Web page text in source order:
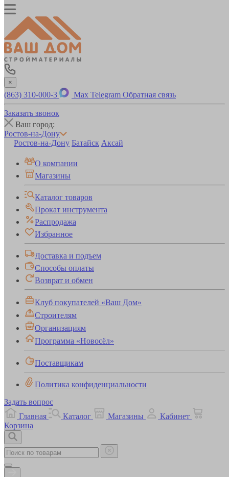
×
(863) 310-000-3 Max Telegram Обратная связь
Заказать звонок
Ваш город:
Ростов-на-Дону
Ростов-на-Дону Батайск Аксай
О компании
Магазины
Каталог товаров
Прокат инструмента
Распродажа
Избранное
Доставка и подъем
Способы оплаты
Возврат и обмен
Клуб покупателей «Ваш Дом»
Строителям
Организациям
Программа «Новосёл»
Поставщикам
Политика конфиденциальности
Задать вопрос
Главная
Каталог Магазины
Кабинет
Корзина